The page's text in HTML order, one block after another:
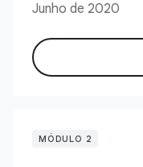
Junho de 2020
MÓDULO 2